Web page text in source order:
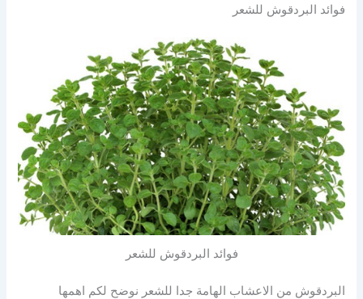
فوائد البردقوش للشعر
فوائد البردقوش للشعر
البردقوش من الاعشاب الهامة جدا للشعر نوضح لكم اهمها